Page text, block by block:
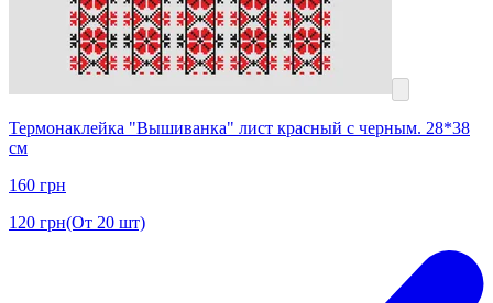
Термонаклейка "Вышиванка" лист красный с черным. 28*38
см
160 грн
120 грн(От 20 шт)